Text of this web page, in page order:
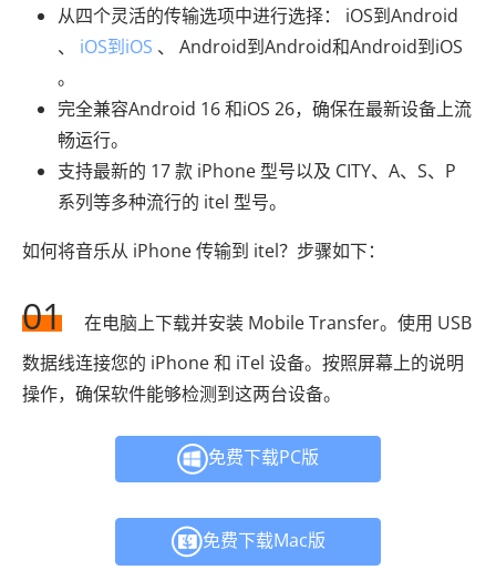
从四个灵活的传输选项中进行选择： iOS到Android
、 iOS到iOS 、 Android到Android和Android到iOS
。
完全兼容Android 16 和iOS 26，确保在最新设备上流
畅运行。
支持最新的 17 款 iPhone 型号以及 CITY、A、S、P
系列等多种流行的 itel 型号。
如何将音乐从 iPhone 传输到 itel？步骤如下：
01
在电脑上下载并安装 Mobile Transfer。使用 USB
数据线连接您的 iPhone 和 iTel 设备。按照屏幕上的说明
操作，确保软件能够检测到这两台设备。
免费下载PC版
免费下载Mac版